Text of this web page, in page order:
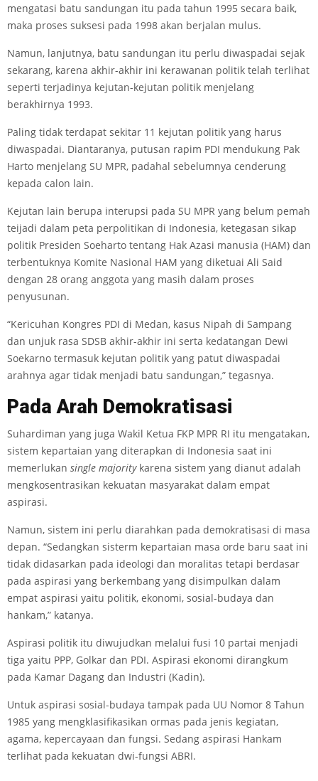
mengatasi batu sandungan itu pada tahun 1995 secara baik,
maka proses suksesi pada 1998 akan berjalan mulus.
Namun, lanjutnya, batu sandungan itu perlu diwaspadai sejak
sekarang, karena akhir-akhir ini kerawanan politik telah terlihat
seperti terjadinya kejutan-kejutan politik menjelang
berakhirnya 1993.
Paling tidak terdapat sekitar 11 kejutan politik yang harus
diwaspadai. Diantaranya, putusan rapim PDI mendukung Pak
Harto menjelang SU MPR, padahal sebelumnya cenderung
kepada calon lain.
Kejutan lain berupa interupsi pada SU MPR yang belum pemah
teijadi dalam peta perpolitikan di Indonesia, ketegasan sikap
politik Presiden Soeharto tentang Hak Azasi manusia (HAM) dan
terbentuknya Komite Nasional HAM yang diketuai Ali Said
dengan 28 orang anggota yang masih dalam proses
penyusunan.
“Kericuhan Kongres PDI di Medan, kasus Nipah di Sampang
dan unjuk rasa SDSB akhir-akhir ini serta kedatangan Dewi
Soekarno termasuk kejutan politik yang patut diwaspadai
arahnya agar tidak menjadi batu sandungan,” tegasnya.
Pada Arah Demokratisasi
Suhardiman yang juga Wakil Ketua FKP MPR RI itu mengatakan,
sistem kepartaian yang diterapkan di Indonesia saat ini
memerlukan single majority karena sistem yang dianut adalah
mengkosentrasikan kekuatan masyarakat dalam empat
aspirasi.
Namun, sistem ini perlu diarahkan pada demokratisasi di masa
depan. “Sedangkan sisterm kepartaian masa orde baru saat ini
tidak didasarkan pada ideologi dan moralitas tetapi berdasar
pada aspirasi yang berkembang yang disimpulkan dalam
empat aspirasi yaitu politik, ekonomi, sosial-budaya dan
hankam,” katanya.
Aspirasi politik itu diwujudkan melalui fusi 10 partai menjadi
tiga yaitu PPP, Golkar dan PDI. Aspirasi ekonomi dirangkum
pada Kamar Dagang dan Industri (Kadin).
Untuk aspirasi sosial-budaya tampak pada UU Nomor 8 Tahun
1985 yang mengklasifikasikan ormas pada jenis kegiatan,
agama, kepercayaan dan fungsi. Sedang aspirasi Hankam
terlihat pada kekuatan dwi-fungsi ABRI.